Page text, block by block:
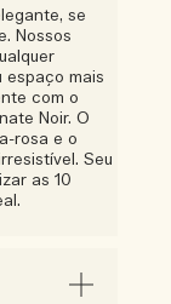
se
Nossos
espaço mais
com o
Noir. O
rosa e o
Seu
as 10